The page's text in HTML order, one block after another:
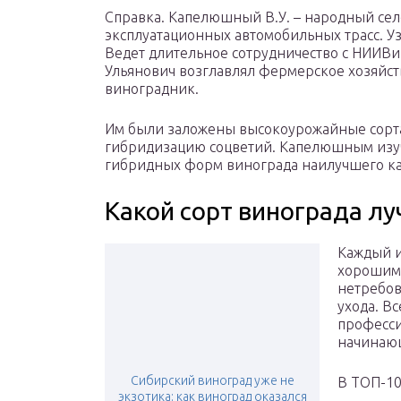
Справка. Капелюшный В.У. – народный
эксплуатационных автомобильных трасс.
Ведет длительное сотрудничество с
Ульянович возглавлял фермерское
виноградник.
Им были заложены высокоурожайные
гибридизацию соцветий. Капелюшным
гибридных форм винограда наилучшего
Какой сорт винограда
Сибирский виноград уже не
экзотика: как виноград оказался
Каждый
хорошим
ухода.
В ТОП-